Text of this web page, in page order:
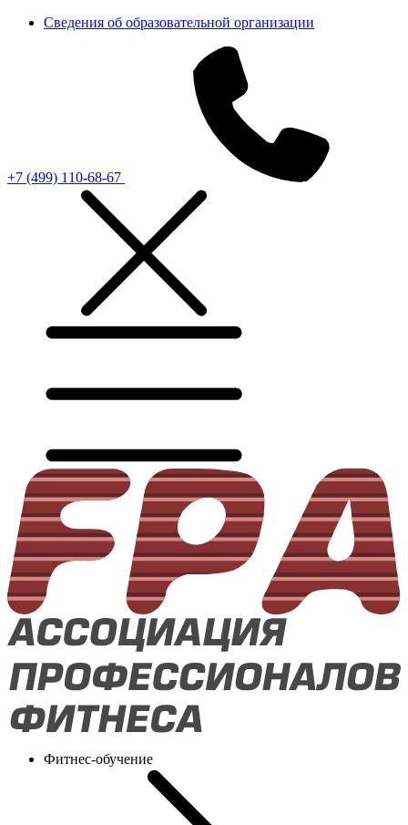
Сведения об образовательной организации
+7 (499) 110-68-67
Фитнес-обучение